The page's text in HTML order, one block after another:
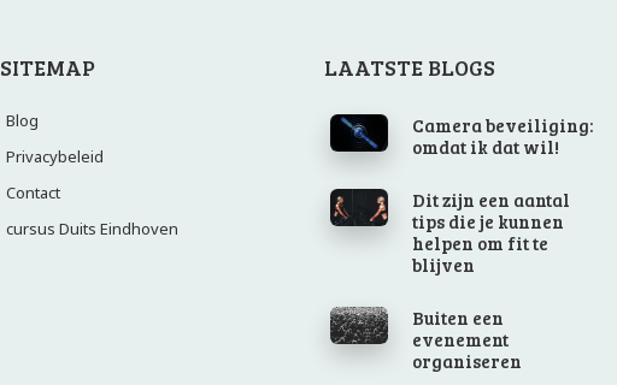
SITEMAP
Blog
Privacybeleid
Contact
cursus Duits Eindhoven
LAATSTE BLOGS
Camera beveiliging:
omdat ik dat wil!
Dit zijn een aantal
tips die je kunnen
helpen om fit te
blijven
Buiten een
evenement
organiseren